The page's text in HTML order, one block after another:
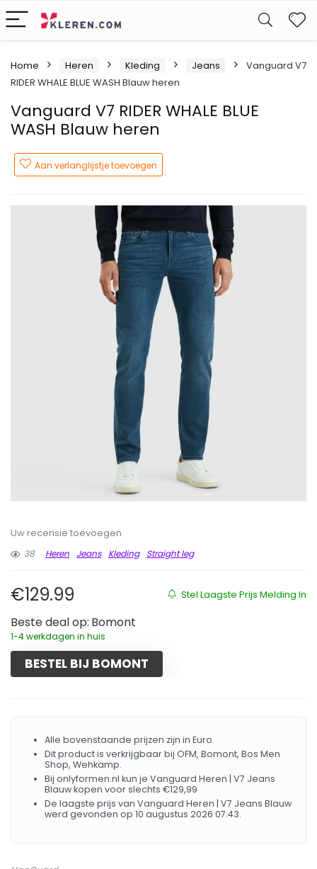
Home Heren Kleding Jeans
Vanguard V7
RIDER WHALE BLUE WASH Blauw heren
Vanguard V7 RIDER WHALE BLUE
WASH Blauw heren
Aan verlanglijstje toevoegen
Uw recensie toevoegen
38
Heren Jeans Kleding Straight leg
Stel Laagste Prijs Melding In
€129.99
Beste deal op: Bomont
1-4 werkdagen in huis
BESTEL BIJ BOMONT
Alle bovenstaande prijzen zijn in Euro.
Dit product is verkrijgbaar bij OFM, Bomont, Bos Men
Shop, Wehkamp.
Bij onlyformen.nl kun je Vanguard Heren | V7 Jeans
Blauw kopen voor slechts €129,99
De laagste prijs van Vanguard Heren | V7 Jeans Blauw
werd gevonden op 10 augustus 2026 07:43.